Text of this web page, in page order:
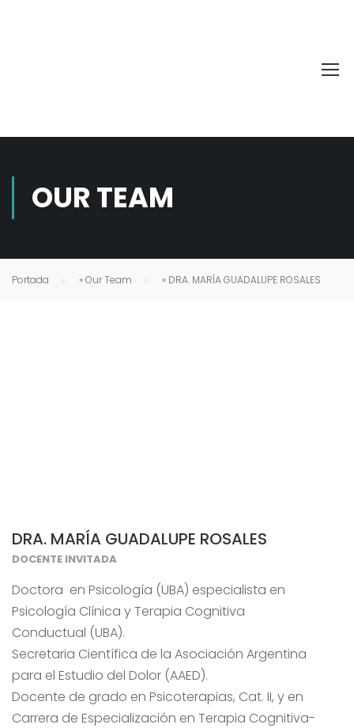
OUR TEAM
Portada »Our Team » DRA. MARÍA GUADALUPE ROSALES
DRA. MARÍA GUADALUPE ROSALES
DOCENTE INVITADA
Doctora en Psicología (UBA) especialista en
Psicología Clínica y Terapia Cognitiva
Conductual (UBA).
Secretaria Científica de la Asociación Argentina
para el Estudio del Dolor (AAED).
Docente de grado en Psicoterapias, Cat. II, y en
Carrera de Especialización en Terapia Cognitiva-